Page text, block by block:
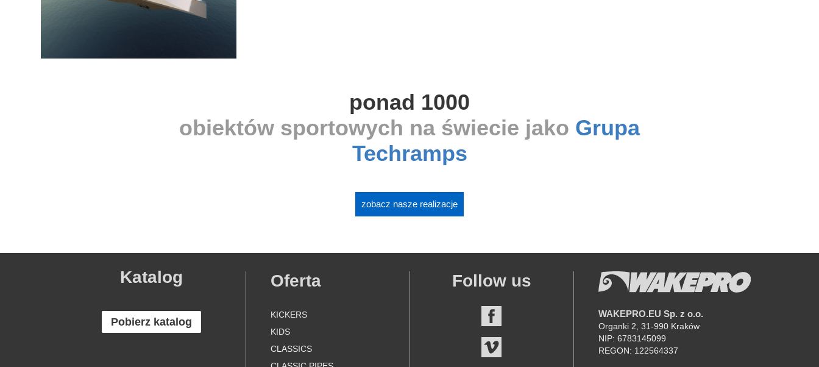
ponad 1000
obiektów sportowych na świecie jako Grupa
Techramps
zobacz nasze realizacje
Katalog
Pobierz katalog
Oferta
KICKERS
KIDS
CLASSICS
Follow us
WAKEPRO.EU Sp. z o.o.
Organki 2, 31-990 Kraków
NIP: 6783145099
REGON: 122564337